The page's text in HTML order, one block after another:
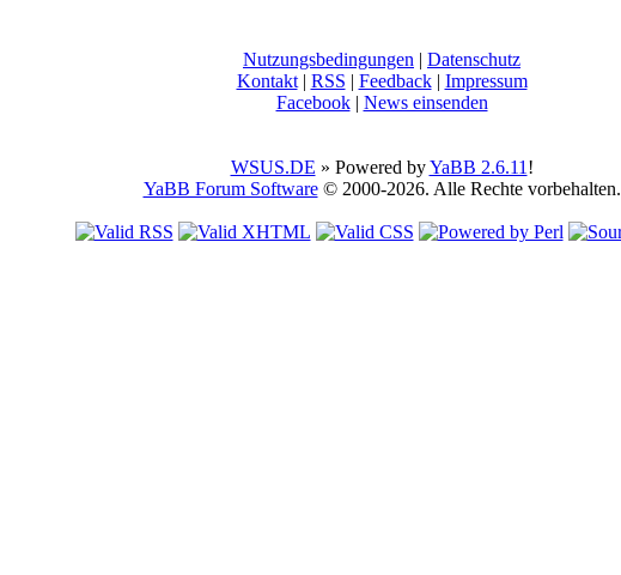
Nutzungsbedingungen | Datenschutz
Kontakt| RSS | Feedback| Impressum
Facebook| News einsenden
WSUS.DE » Powered byYaBB 2.6.11 !
YaBB Forum Software© 2000-2026. Alle Rechte vorbehalten.